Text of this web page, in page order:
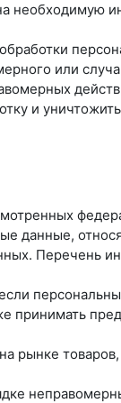
или
и
данные,
Перечень
принимать
рынке товаров,